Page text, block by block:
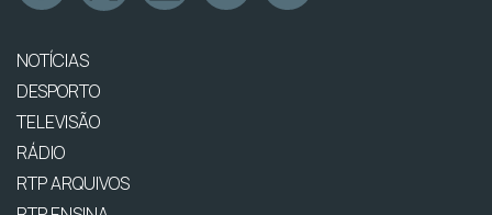
NOTÍCIAS
DESPORTO
TELEVISÃO
RÁDIO
RTP ARQUIVOS